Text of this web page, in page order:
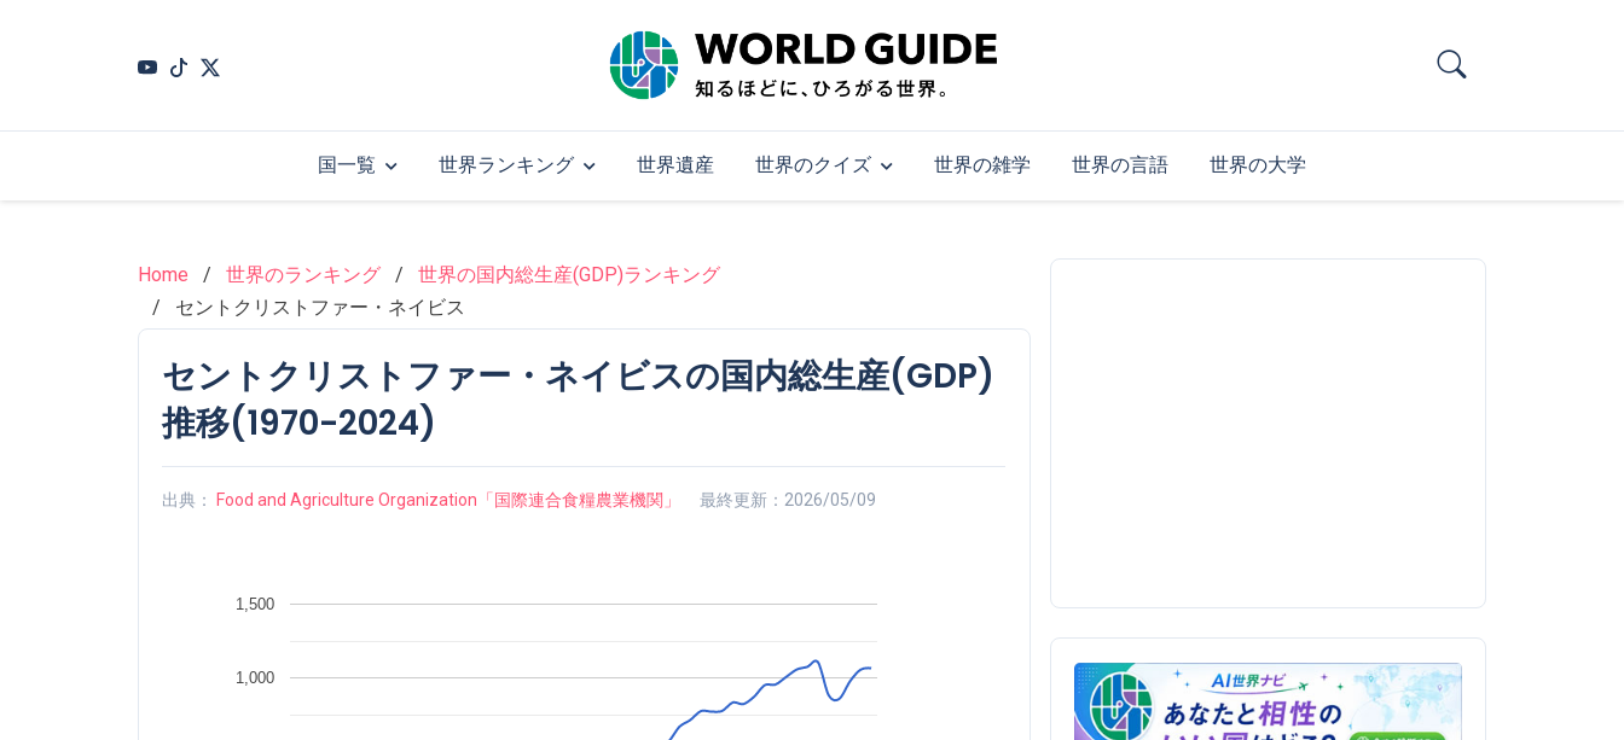
国一覧 世界ランキング 世界遺産 世界のクイズ 世界の雑学 世界の言語 世界の大学
Home 世界のランキング
世界の国内総生産(GDP)ランキング
セントクリストファー・ネイビス
セントクリストファー・ネイビスの国内総生産(GDP)
推移(1970-2024)
出典： Food and Agriculture Organization「国際連合食糧農業機関」 最終更新：2026/05/09
1,000
1,500